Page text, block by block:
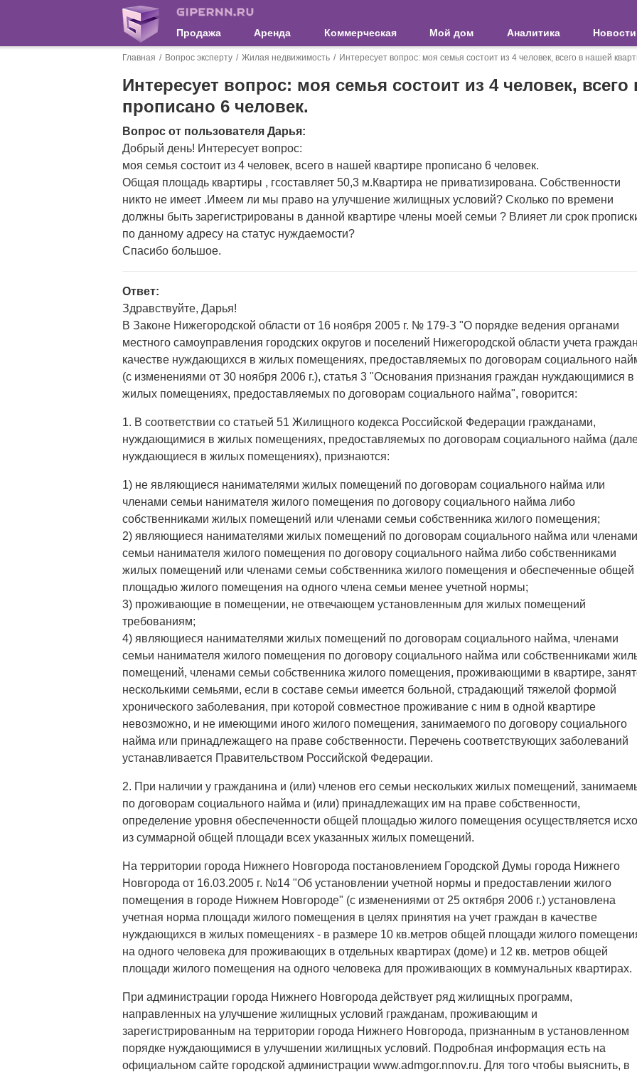
Продажа Аренда Коммерческая Мой дом Аналитика Новости
Главная Вопрос эксперту Жилая недвижимость Интересует вопрос: моя семья состоит из 4 человек, всего в нашей
Интересует вопрос: моя семья состоит из 4 человек,
прописано 6 человек.
Вопрос от пользователя Дарья:
Добрый день! Интересует вопрос:
моя семья состоит из 4 человек, всего в нашей квартире прописано 6 человек.
Общая площадь квартиры , гсоставляет 50,3 м.Квартира не приватизирована. Собственности
никто не имеет .Имеем ли мы право на улучшение жилищных условий? Сколько по времени
должны быть зарегистрированы в данной квартире члены моей семьи ? Влияет ли срок
по данному адресу на статус нуждаемости?
Спасибо большое.
Ответ:
Здравствуйте, Дарья!
В Законе Нижегородской области от 16 ноября 2005 г. № 179-З "О порядке ведения органами
местного самоуправления городских округов и поселений Нижегородской области учета
качестве нуждающихся в жилых помещениях, предоставляемых по договорам социального
(с изменениями от 30 ноября 2006 г.), статья 3 "Основания признания граждан нуждающимися в
жилых помещениях, предоставляемых по договорам социального найма", говорится:
1. В соответствии со статьей 51 Жилищного кодекса Российской Федерации гражданами,
нуждающимися в жилых помещениях, предоставляемых по договорам социального найма
нуждающиеся в жилых помещениях), признаются:
1) не являющиеся нанимателями жилых помещений по договорам социального найма или
членами семьи нанимателя жилого помещения по договору социального найма либо
собственниками жилых помещений или членами семьи собственника жилого помещения;
2) являющиеся нанимателями жилых помещений по договорам социального найма или членами
семьи нанимателя жилого помещения по договору социального найма либо собственниками
жилых помещений или членами семьи собственника жилого помещения и обеспеченные общей
площадью жилого помещения на одного члена семьи менее учетной нормы;
3) проживающие в помещении, не отвечающем установленным для жилых помещений
требованиям;
4) являющиеся нанимателями жилых помещений по договорам социального найма, членами
семьи нанимателя жилого помещения по договору социального найма или собственниками
помещений, членами семьи собственника жилого помещения, проживающими в квартире,
несколькими семьями, если в составе семьи имеется больной, страдающий тяжелой формой
хронического заболевания, при которой совместное проживание с ним в одной квартире
невозможно, и не имеющими иного жилого помещения, занимаемого по договору социального
найма или принадлежащего на праве собственности. Перечень соответствующих заболеваний
устанавливается Правительством Российской Федерации.
2. При наличии у гражданина и (или) членов его семьи нескольких жилых помещений,
по договорам социального найма и (или) принадлежащих им на праве собственности,
определение уровня обеспеченности общей площадью жилого помещения осуществляется
из суммарной общей площади всех указанных жилых помещений.
На территории города Нижнего Новгорода постановлением Городской Думы города Нижнего
Новгорода от 16.03.2005 г. №14 "Об установлении учетной нормы и предоставлении жилого
помещения в городе Нижнем Новгороде" (с изменениями от 25 октября 2006 г.) установлена
учетная норма площади жилого помещения в целях принятия на учет граждан в качестве
нуждающихся в жилых помещениях - в размере 10 кв.метров общей площади жилого
на одного человека для проживающих в отдельных квартирах (доме) и 12 кв. метров общей
площади жилого помещения на одного человека для проживающих в коммунальных квартирах.
При администрации города Нижнего Новгорода действует ряд жилищных программ,
направленных на улучшение жилищных условий гражданам, проживающим и
зарегистрированным на территории города Нижнего Новгорода, признанным в установленном
порядке нуждающимися в улучшении жилищных условий. Подробная информация есть на
официальном сайте городской администрации www.admgor.nnov.ru. Для того чтобы выяснить, в